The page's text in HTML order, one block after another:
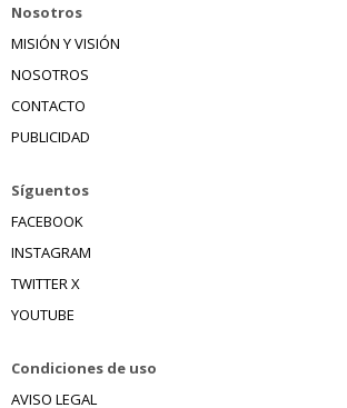
Nosotros
MISIÓN Y VISIÓN
NOSOTROS
CONTACTO
PUBLICIDAD
Síguentos
FACEBOOK
INSTAGRAM
TWITTER X
YOUTUBE
Condiciones de uso
AVISO LEGAL